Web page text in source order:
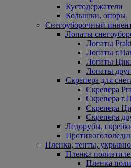
Кустодержатели
Колышки, опоры
Снегоуборочный
Лопаты
Лопаты
Лопаты
Лопаты
Лопаты
Скрепера для
Скрепера
Скрепера
Скрепера
Скрепера
Ледорубы,
Пленка, тенты,
Пленка
Пленка